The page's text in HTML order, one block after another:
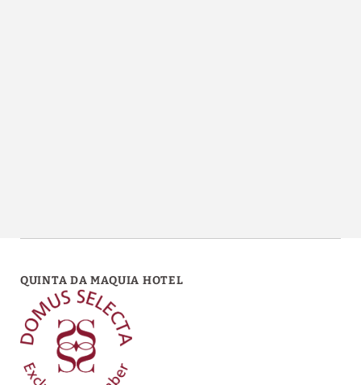
QUINTA DA MAQUIA HOTEL